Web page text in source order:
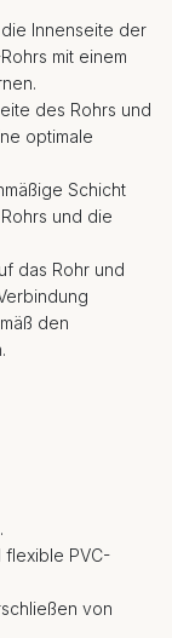
Innenseite der
mit einem
des Rohrs und
optimale
Schicht
und die
das Rohr und
den
flexible PVC-
von